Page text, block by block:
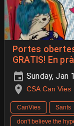
Portes
GRATIS! En
Sunday, Jan
CSA Can Vies
CanVies Sants
don't believe the